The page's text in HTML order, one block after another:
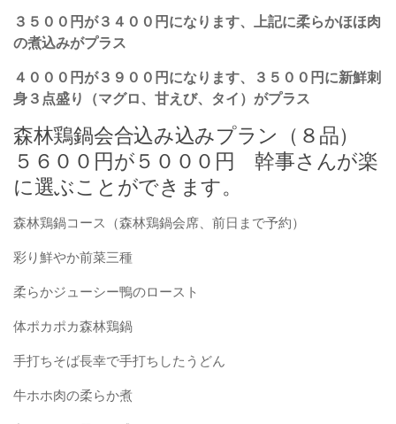
３５００円が３４００円になります、上記に柔らかほほ肉
の煮込みがプラス
４０００円が３９００円になります、３５００円に新鮮刺
身３点盛り（マグロ、甘えび、タイ）がプラス
森林鶏鍋会合込み込みプラン（８品）
５６００円が５０００円 幹事さんが楽
に選ぶことができます。
森林鶏鍋コース（森林鶏鍋会席、前日まで予約）
彩り鮮やか前菜三種
柔らかジューシー鴨のロースト
体ポカポカ森林鶏鍋
手打ちそば長幸で手打ちしたうどん
牛ホホ肉の柔らか煮